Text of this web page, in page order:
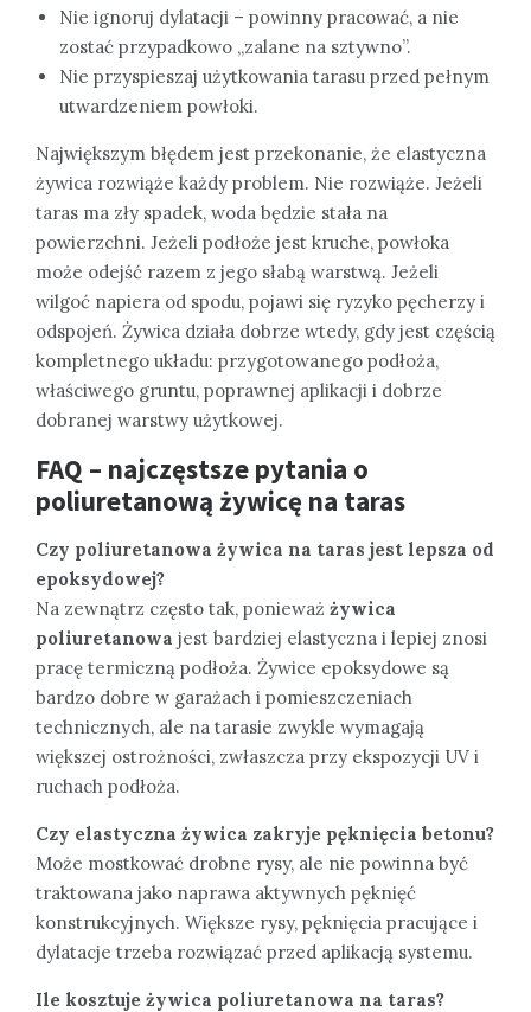
Nie ignoruj dylatacji – powinny pracować, a nie
zostać przypadkowo „zalane na sztywno”.
Nie przyspieszaj użytkowania tarasu przed pełnym
utwardzeniem powłoki.
Największym błędem jest przekonanie, że elastyczna
żywica rozwiąże każdy problem. Nie rozwiąże. Jeżeli
taras ma zły spadek, woda będzie stała na
powierzchni. Jeżeli podłoże jest kruche, powłoka
może odejść razem z jego słabą warstwą. Jeżeli
wilgoć napiera od spodu, pojawi się ryzyko pęcherzy i
odspojeń. Żywica działa dobrze wtedy, gdy jest częścią
kompletnego układu: przygotowanego podłoża,
właściwego gruntu, poprawnej aplikacji i dobrze
dobranej warstwy użytkowej.
FAQ – najczęstsze pytania o
poliuretanową żywicę na taras
Czy poliuretanowa żywica na taras jest lepsza od
epoksydowej?
Na zewnątrz często tak, ponieważ żywica
poliuretanowa jest bardziej elastyczna i lepiej znosi
pracę termiczną podłoża. Żywice epoksydowe są
bardzo dobre w garażach i pomieszczeniach
technicznych, ale na tarasie zwykle wymagają
większej ostrożności, zwłaszcza przy ekspozycji UV i
ruchach podłoża.
Czy elastyczna żywica zakryje pęknięcia betonu?
Może mostkować drobne rysy, ale nie powinna być
traktowana jako naprawa aktywnych pęknięć
konstrukcyjnych. Większe rysy, pęknięcia pracujące i
dylatacje trzeba rozwiązać przed aplikacją systemu.
Ile kosztuje żywica poliuretanowa na taras?